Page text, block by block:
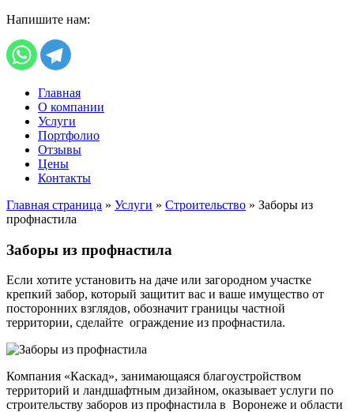
Напишите нам:
Главная
О компании
Услуги
Портфолио
Отзывы
Цены
Контакты
Главная страница » Услуги » Строительство » Заборы из
профнастила
Заборы из профнастила
Если хотите установить на даче или загородном участке
крепкий забор, который защитит вас и ваше имущество от
посторонних взглядов, обозначит границы частной
территории, сделайте ограждение из профнастила.
Компания «Каскад», занимающаяся благоустройством
территорий и ландшафтным дизайном, оказывает услуги по
строительству заборов из профнастила в Воронеже и области